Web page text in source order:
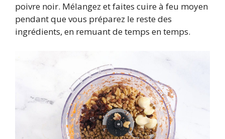
poivre noir. Mélangez et faites cuire à feu moyen
pendant que vous préparez le reste des
ingrédients, en remuant de temps en temps.